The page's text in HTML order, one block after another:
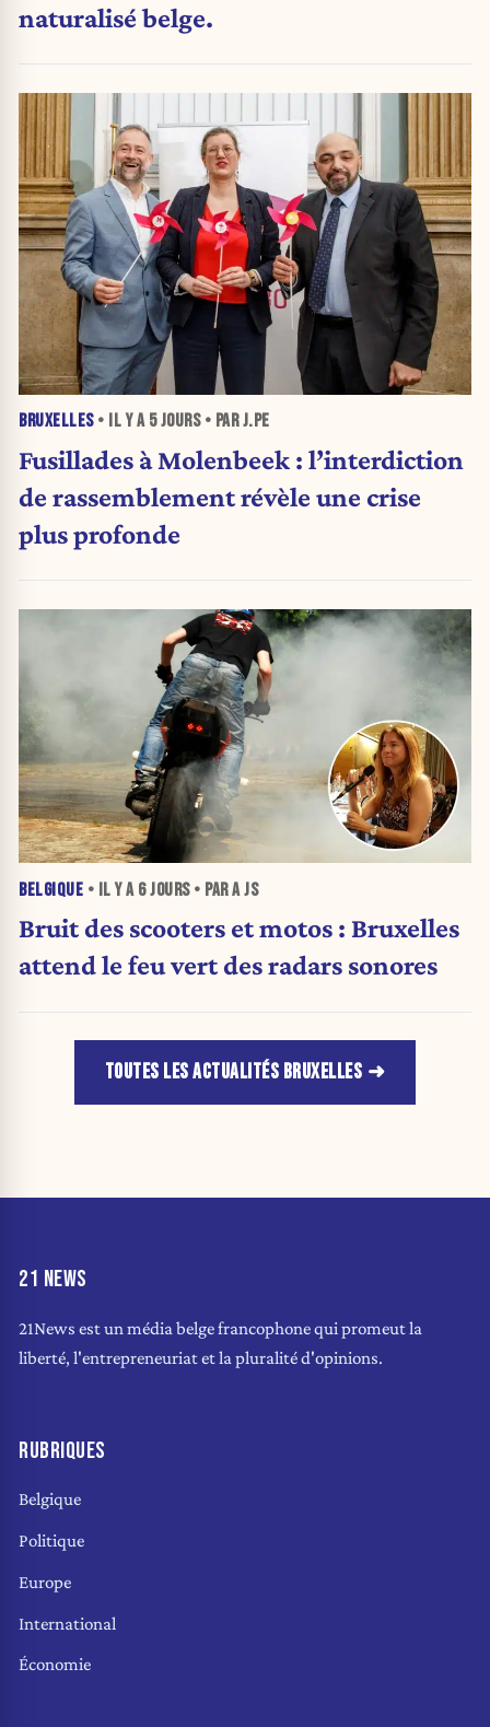
naturalisé belge.
BRUXELLES• IL Y A 5 JOURS• PAR J.PE
Fusillades à Molenbeek : l’interdiction
de rassemblement révèle une crise
plus profonde
BELGIQUE • IL Y A 6 JOURS• PAR A JS
Bruit des scooters et motos : Bruxelles
attend le feu vert des radars sonores
TOUTES LES ACTUALITÉS BRUXELLES
21 NEWS
21News est un média belge francophone qui promeut la
liberté, l'entrepreneuriat et la pluralité d'opinions.
RUBRIQUES
Belgique
Politique
Europe
International
Économie